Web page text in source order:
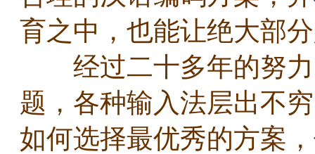
育之中，也能让绝大部
经过二十多年的努力
题，各种输入法层出不
如何选择最优秀的方案